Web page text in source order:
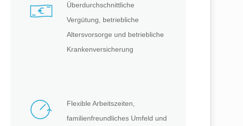
Überdurchschnittliche
Vergütung, betriebliche
Altersvorsorge und betriebliche
Krankenversicherung
Flexible Arbeitszeiten,
familienfreundliches Umfeld und